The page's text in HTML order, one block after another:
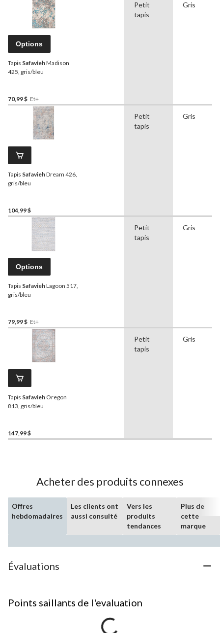
Options
Tapis SafaviehMadison
425, gris/bleu
70,99 $ Et+
Petit
tapis
Gris
Tapis SafaviehDream 426,
gris/bleu
104,99 $
Petit
tapis
Gris
Options
Tapis SafaviehLagoon 517,
gris/bleu
79,99 $ Et+
Petit
tapis
Gris
Tapis Safavieh Oregon
813, gris/bleu
147,99 $
Petit
tapis
Gris
Acheter des produits connexes
Offres
hebdomadaires
Les clients ont
aussi consulté
Vers les
produits
tendances
Plus de
cette
marque
Évaluations
Points saillants de l'evaluation